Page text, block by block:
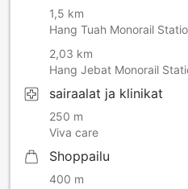
1,5 km
Hang Tuah Monorail
2,03 km
Hang Jebat Monorail
sairaalat ja klinikat
250 m
Viva care
Shoppailu
400 m